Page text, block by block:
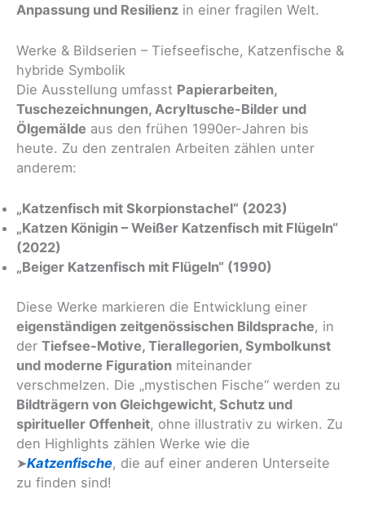
Anpassung und Resilienz in einer fragilen Welt.
Werke & Bildserien – Tiefseefische, Katzenfische &
hybride Symbolik
Die Ausstellung umfasst Papierarbeiten,
Tuschezeichnungen, Acryltusche-Bilder und
Ölgemälde aus den frühen 1990er-Jahren bis
heute. Zu den zentralen Arbeiten zählen unter
anderem:
„Katzenfisch mit Skorpionstachel“ (2023)
„Katzen Königin – Weißer Katzenfisch mit Flügeln“
(2022)
„Beiger Katzenfisch mit Flügeln“ (1990)
Diese Werke markieren die Entwicklung einer
eigenständigen zeitgenössischen Bildsprache, in
der Tiefsee-Motive, Tierallegorien, Symbolkunst
und moderne Figuration miteinander
verschmelzen. Die „mystischen Fische“ werden zu
Bildträgern von Gleichgewicht, Schutz und
spiritueller Offenheit, ohne illustrativ zu wirken. Zu
den Highlights zählen Werke wie die
➤Katzenfische, die auf einer anderen Unterseite
zu finden sind!